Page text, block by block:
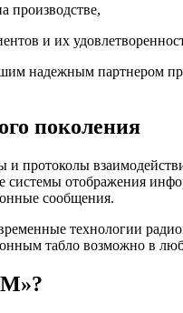
производстве,
и их
надежным партнером
поколения
протоколы
системы отображения
сообщения.
технологии
табло возможно в
М»?